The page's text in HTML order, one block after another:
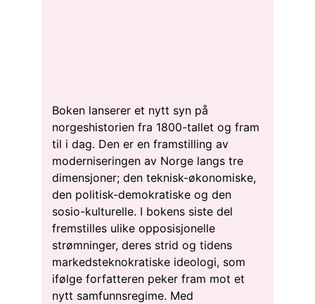
Boken lanserer et nytt syn på
norgeshistorien fra 1800-tallet og fram
til i dag. Den er en framstilling av
moderniseringen av Norge langs tre
dimensjoner; den teknisk-økonomiske,
den politisk-demokratiske og den
sosio-kulturelle. I bokens siste del
fremstilles ulike opposisjonelle
strømninger, deres strid og tidens
markedsteknokratiske ideologi, som
ifølge forfatteren peker fram mot et
nytt samfunnsregime. Med